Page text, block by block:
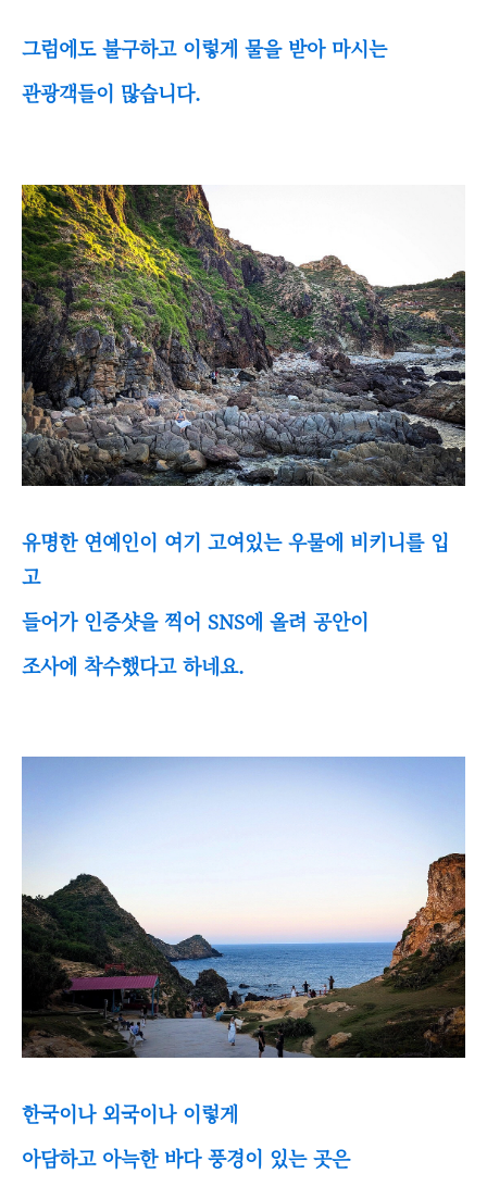
그럼에도 불구하고 이렇게 물을 받아 마시는
관광객들이 많습니다.
유명한 연예인이 여기 고여있는 우물에 비키니를 입
고
들어가 인증샷을 찍어 SNS에 올려 공안이
조사에 착수했다고 하네요.
한국이나 외국이나 이렇게
아담하고 아늑한 바다 풍경이 있는 곳은